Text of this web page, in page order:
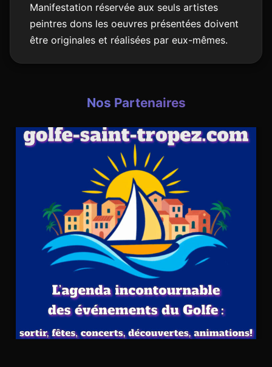
Manifestation réservée aux seuls artistes
peintres dons les oeuvres présentées doivent
être originales et réalisées par eux-mêmes.
Nos Partenaires